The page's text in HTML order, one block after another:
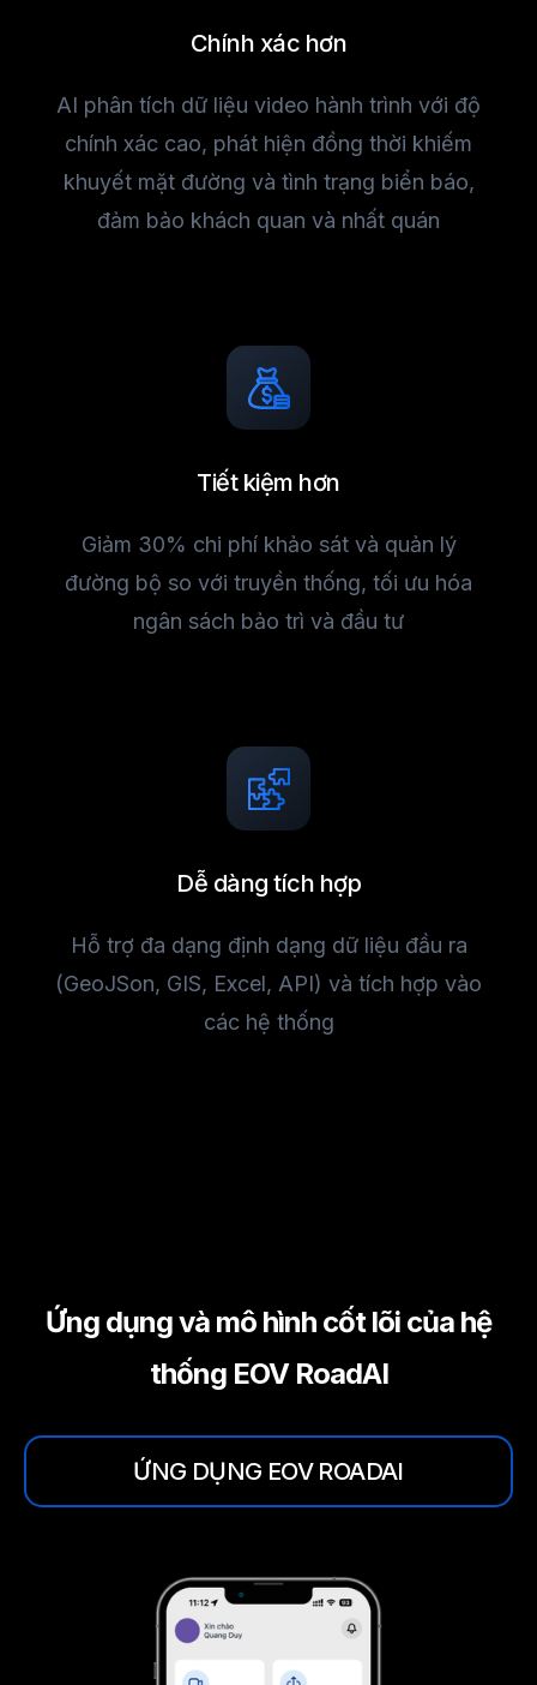
Chính xác hơn
AI phân tích dữ liệu video hành trình với độ
chính xác cao, phát hiện đồng thời khiếm
khuyết mặt đường và tình trạng biển báo,
đảm bảo khách quan và nhất quán
Tiết kiệm hơn
Giảm 30% chi phí khảo sát và quản lý
đường bộ so với truyền thống, tối ưu hóa
ngân sách bảo trì và đầu tư
Dễ dàng tích hợp
Hỗ trợ đa dạng định dạng dữ liệu đầu ra
(GeoJSon, GIS, Excel, API) và tích hợp vào
các hệ thống
Ứng dụng và mô hình cốt lõi của hệ
thống EOV RoadAI
ỨNG DỤNG EOV ROADAI